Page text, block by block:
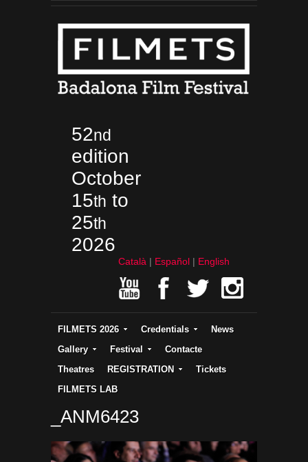
52nd
edition
October
15th to
25th
2026
Català Español English
FILMETS 2026 Credentials
News
Gallery
Festival
Contacte
Theatres
REGISTRATION
Tickets
FILMETS LAB
_ANM6423